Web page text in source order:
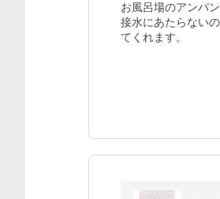
お風呂場のアンパ
接水にあたらない
てくれます。